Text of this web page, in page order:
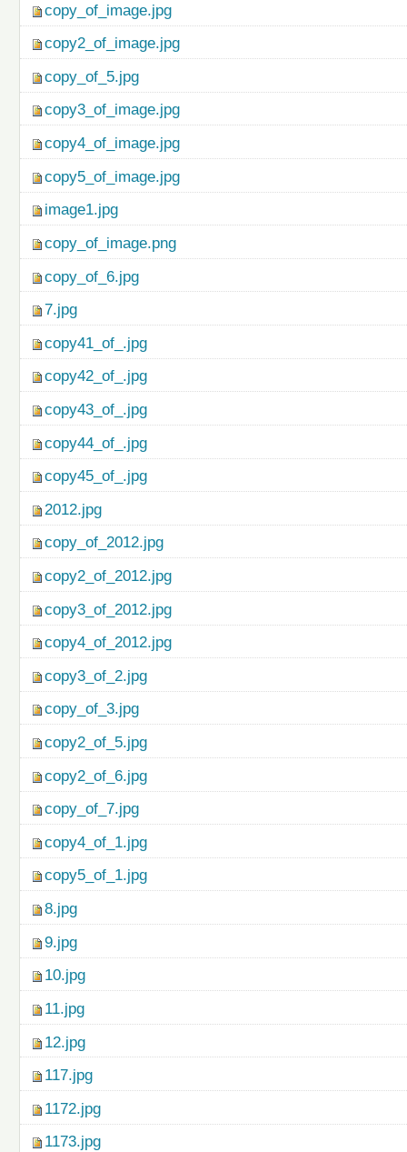
copy_of_image.jpg
copy2_of_image.jpg
copy_of_5.jpg
copy3_of_image.jpg
copy4_of_image.jpg
copy5_of_image.jpg
image1.jpg
copy_of_image.png
copy_of_6.jpg
7.jpg
copy41_of_.jpg
copy42_of_.jpg
copy43_of_.jpg
copy44_of_.jpg
copy45_of_.jpg
2012.jpg
copy_of_2012.jpg
copy2_of_2012.jpg
copy3_of_2012.jpg
copy4_of_2012.jpg
copy3_of_2.jpg
copy_of_3.jpg
copy2_of_5.jpg
copy2_of_6.jpg
copy_of_7.jpg
copy4_of_1.jpg
copy5_of_1.jpg
8.jpg
9.jpg
10.jpg
11.jpg
12.jpg
117.jpg
1172.jpg
1173.jpg